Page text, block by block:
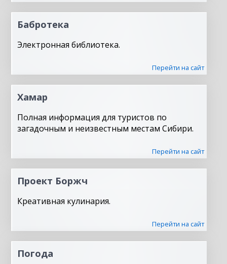
Бабротека
Электронная библиотека.
Перейти на сайт
Хамар
Полная информация для туристов по
загадочным и неизвестным местам Сибири.
Перейти на сайт
Проект Боржч
Креативная кулинария.
Перейти на сайт
Погода